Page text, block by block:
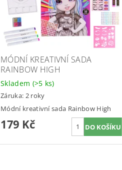
MÓDNÍ KREATIVNÍ SADA
RAINBOW HIGH
Skladem (>5 ks)
Záruka: 2 roky
Módní kreativní sada Rainbow High
179 Kč